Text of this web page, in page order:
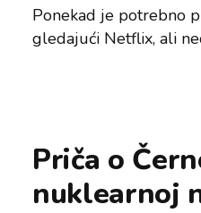
Ponekad je potrebno
gledajući Netflix, ali
Priča o
nuklearnoj